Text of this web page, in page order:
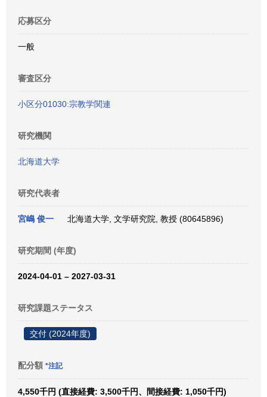
応募区分
一般
審査区分
小区分01030:宗教学関連
研究機関
北海道大学
研究代表者
宮嶋 俊一 北海道大学, 文学研究院, 教授 (80645896)
研究期間 (年度)
2024-04-01 – 2027-03-31
研究課題ステータス
交付 (2024年度)
配分額 *注記
4,550千円 (直接経費: 3,500千円、間接経費: 1,050千円)